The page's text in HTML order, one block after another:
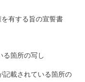
有する旨の宣誓書
箇所の写し
載されている箇所の